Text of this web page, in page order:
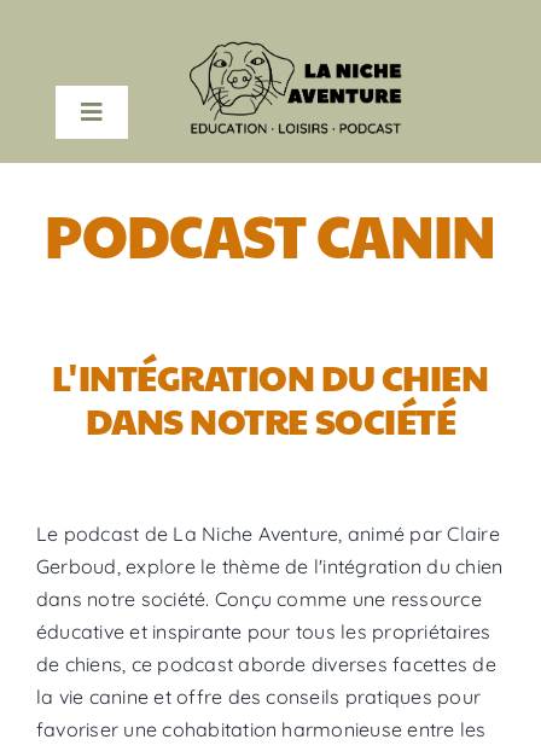
contenu
Toggle
Navigation
PODCAST
A PROPOS
PODCAST CANIN
L'INTÉGRATION DU CHIEN
DANS NOTRE SOCIÉTÉ
Le podcast de La Niche Aventure, animé par Claire
Gerboud, explore le thème de l'intégration du chien
dans notre société. Conçu comme une ressource
éducative et inspirante pour tous les propriétaires
de chiens, ce podcast aborde diverses facettes de
la vie canine et offre des conseils pratiques pour
favoriser une cohabitation harmonieuse entre les